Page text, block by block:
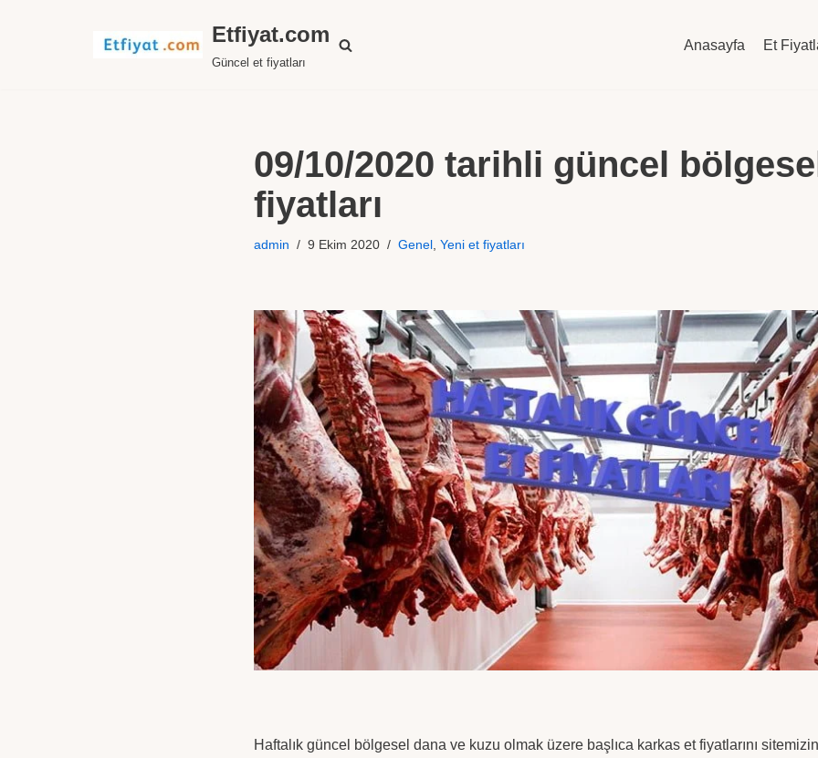
Etfiyat.com
Güncel et fiyatları
Anasayfa Et
09/10/2020 tarihli güncel
fiyatları
admin 9 Ekim 2020 Genel, Yeni et fiyatları
Haftalık güncel bölgesel dana ve kuzu olmak üzere başlıca karkas et fiyatlarını